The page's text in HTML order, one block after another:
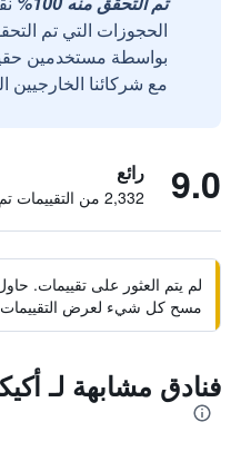
الحجوزات التي تم
مع شركائنا الخارجيين
9.0 رائع
2,332 من التقييمات تم التحقق منها
لم يتم العثور على تقييمات.
مسح كل شيء لعرض
فنادق مشابهة لـ